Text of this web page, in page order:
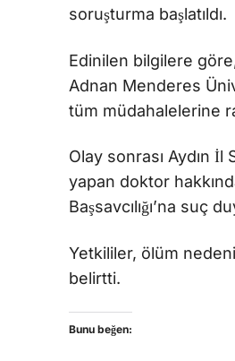
soruşturma başlatıldı.
Edinilen bilgilere göre,
Adnan Menderes
tüm müdahalelerine
Olay sonrası Aydın
yapan doktor
Başsavcılığı’na suç
Yetkililer, ölüm
belirtti.
Bunu beğen: